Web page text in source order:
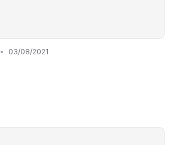
• 03/08/2021